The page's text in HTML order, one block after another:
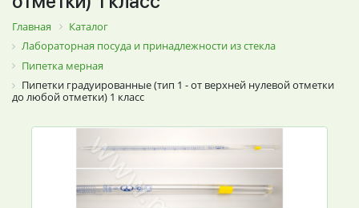
Главная
Каталог
Лабораторная посуда и принадлежности из стекла
Пипетка мерная
Пипетки градуированные (тип 1 - от верхней нулевой отметки
до любой отметки) 1 класс